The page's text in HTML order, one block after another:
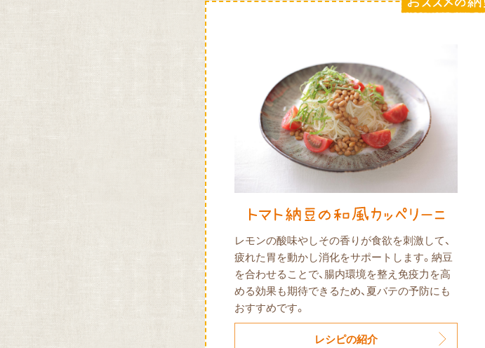
レモンの酸味やしその香りが食欲を刺激して、
疲れた胃を動かし消化をサポートします。納豆
を合わせることで、腸内環境を整え免疫力を高
める効果も期待できるため、夏バテの予防にも
おすすめです。
レシピの紹介